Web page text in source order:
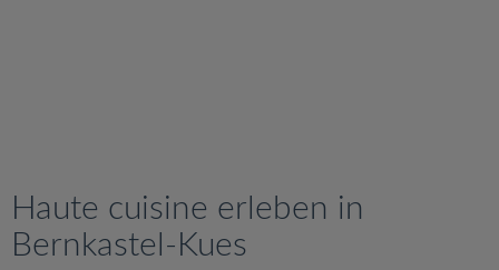
Haute cuisine erleben in
Bernkastel-Kues